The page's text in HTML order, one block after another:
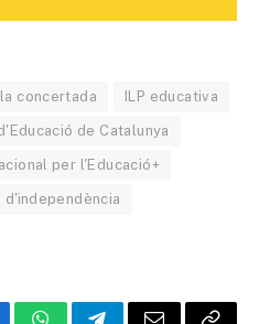
concertada ILP educativa
de Catalunya
per l'Educació+
d'independència